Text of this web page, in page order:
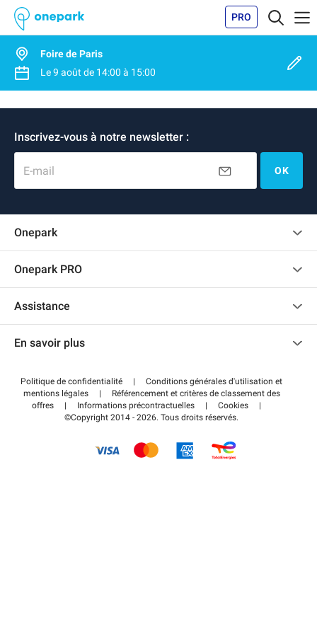
PRO
Foire de Paris
Le9 août de 14:00 à 15:00
Inscrivez-vous à notre newsletter :
E-mail OK
Onepark
Recrutement
Onepark PRO
Accéder à mon espace partenaire
Assistance
Centre d'aide
Régler votre stationnement FLOW
En savoir plus
Wiki
Guide du stationnement
Politique de confidentialité |
Conditions générales d'utilisation et
mentions légales
|
Référencement et critères de classement des
offres
| Informations précontractuelles | Cookies
|
©Copyright 2014 - 2026. Tous droits réservés.